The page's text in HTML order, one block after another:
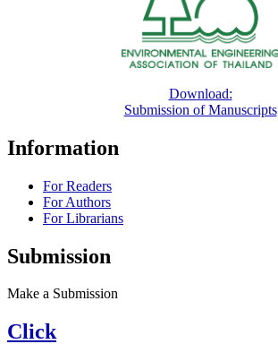
Download:
Submission of Manuscripts
Information
For Readers
For Authors
For Librarians
Submission
Make a Submission
Click